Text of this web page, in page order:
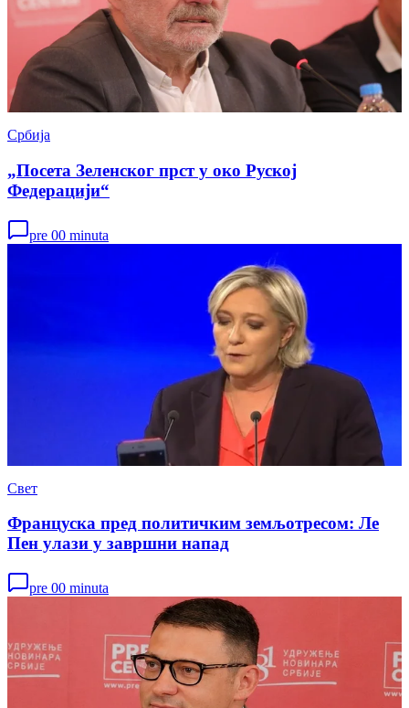
Србија
„Посета Зеленског прст у око Руској
Федерацији“
pre 00 minuta
Свет
Француска пред политичким земљотресом: Ле
Пен улази у завршни напад
pre 00 minuta